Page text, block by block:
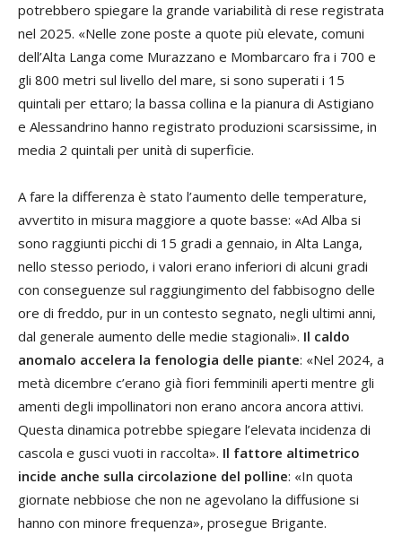
potrebbero spiegare la grande variabilità di rese registrata
nel 2025. «Nelle zone poste a quote più elevate, comuni
dell’Alta Langa come Murazzano e Mombarcaro fra i 700 e
gli 800 metri sul livello del mare, si sono superati i 15
quintali per ettaro; la bassa collina e la pianura di Astigiano
e Alessandrino hanno registrato produzioni scarsissime, in
media 2 quintali per unità di superficie.
A fare la differenza è stato l’aumento delle temperature,
avvertito in misura maggiore a quote basse: «Ad Alba si
sono raggiunti picchi di 15 gradi a gennaio, in Alta Langa,
nello stesso periodo, i valori erano inferiori di alcuni gradi
con conseguenze sul raggiungimento del fabbisogno delle
ore di freddo, pur in un contesto segnato, negli ultimi anni,
dal generale aumento delle medie stagionali». Il caldo
anomalo accelera la fenologia delle piante: «Nel 2024, a
metà dicembre c’erano già fiori femminili aperti mentre gli
amenti degli impollinatori non erano ancora ancora attivi.
Questa dinamica potrebbe spiegare l’elevata incidenza di
cascola e gusci vuoti in raccolta». Il fattore altimetrico
incide anche sulla circolazione del polline: «In quota
giornate nebbiose che non ne agevolano la diffusione si
hanno con minore frequenza», prosegue Brigante.